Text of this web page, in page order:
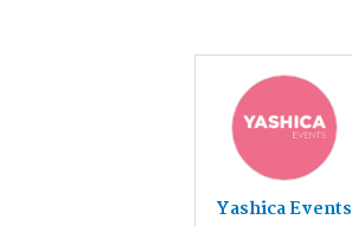
Yashica Events